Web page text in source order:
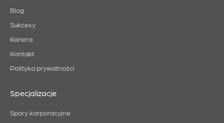
Blog
Sukcesy
Kariera
Kontakt
Polityka prywatności
Specjalizacje
Spory korporacyjne